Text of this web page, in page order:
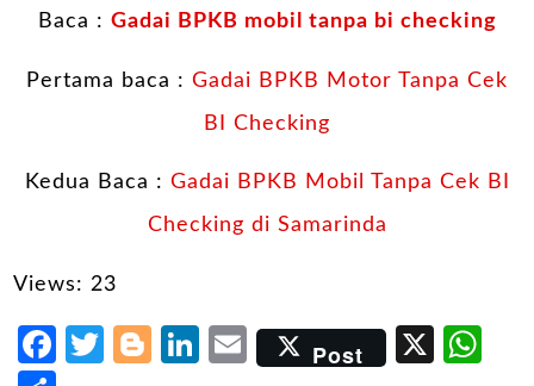
Baca : Gadai BPKB mobil tanpa bi checking
Pertama baca : Gadai BPKB Motor Tanpa Cek
BI Checking
Kedua Baca : Gadai BPKB Mobil Tanpa Cek BI
Checking di Samarinda
Views: 23
Facebook
Twitter
Blogger
LinkedIn
Email
Post X